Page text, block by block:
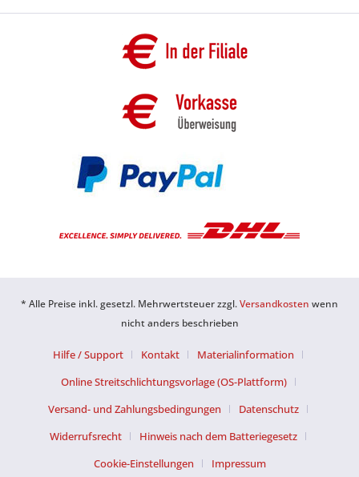
* Alle Preise inkl. gesetzl. Mehrwertsteuer zzgl.Versandkosten wenn
nicht anders beschrieben
Hilfe / Support Kontakt
Materialinformation
Online Streitschlichtungsvorlage (OS-Plattform)
Versand- und Zahlungsbedingungen
Datenschutz
Widerrufsrecht
Hinweis nach dem Batteriegesetz
Cookie-Einstellungen
Impressum